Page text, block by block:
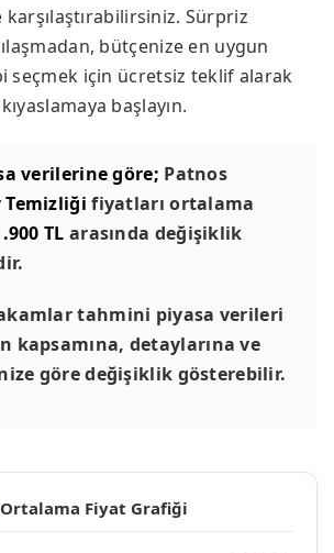
Sürpriz
bütçenize en uygun
seçmek için ücretsiz teklif alarak
başlayın.
verilerine göre; Patnos
Temizliği fiyatları ortalama
TL arasında değişiklik
tahmini piyasa verileri
kapsamına, detaylarına ve
göre değişiklik gösterebilir.
Ortalama Fiyat Grafiği